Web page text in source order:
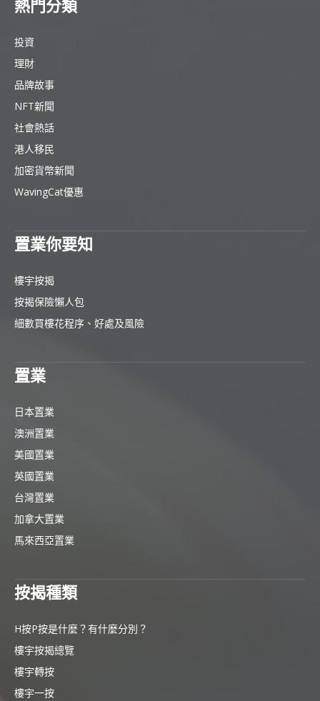
熱門分類
投資
理財
品牌故事
NFT新聞
社會熱話
港人移民
加密貨幣新聞
WavingCat優惠
置業你要知
樓宇按揭
按揭保險懶人包
細數買樓花程序、好處及風險
置業
日本置業
澳洲置業
美國置業
英國置業
台灣置業
加拿大置業
馬來西亞置業
按揭種類
H按P按是什麼？有什麼分別？
樓宇按揭總覽
樓宇轉按
樓宇一按